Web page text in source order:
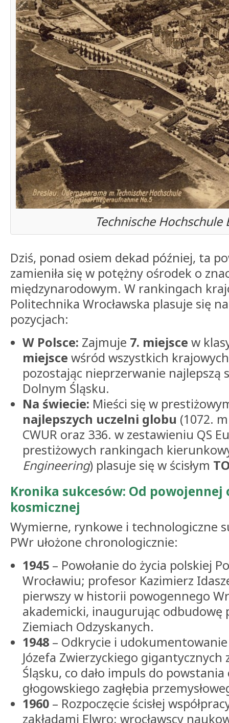
Technische Hochschule
Dziś, ponad osiem dekad później, ta
zamieniła się w potężny ośrodek o
międzynarodowym. W rankingach
Politechnika Wrocławska plasuje się
pozycjach:
W Polsce: Zajmuje 7. miejsce w
miejsce wśród wszystkich
pozostając nieprzerwanie najlepszą
Dolnym Śląsku.
Na świecie: Mieści się w
najlepszych uczelni globu (1072.
CWUR oraz 336. w zestawieniu QS
prestiżowych rankingach
Engineering) plasuje się w ścisłym
Kronika sukcesów: Od
kosmicznej
Wymierne, rynkowe i technologiczne
PWr ułożone chronologicznie:
1945 – Powołanie do życia polskiej
Wrocławiu; profesor Kazimierz
pierwszy w historii powogennego
akademicki, inaugurując odbudowę
Ziemiach Odzyskanych.
1948 – Odkrycie i udokumentowanie
Józefa Zwierzyckiego gigantycznych
Śląsku, co dało impuls do powstania
głogowskiego zagłębia
1960 – Rozpoczęcie ścisłej
zakładami Elwro; wrocławscy